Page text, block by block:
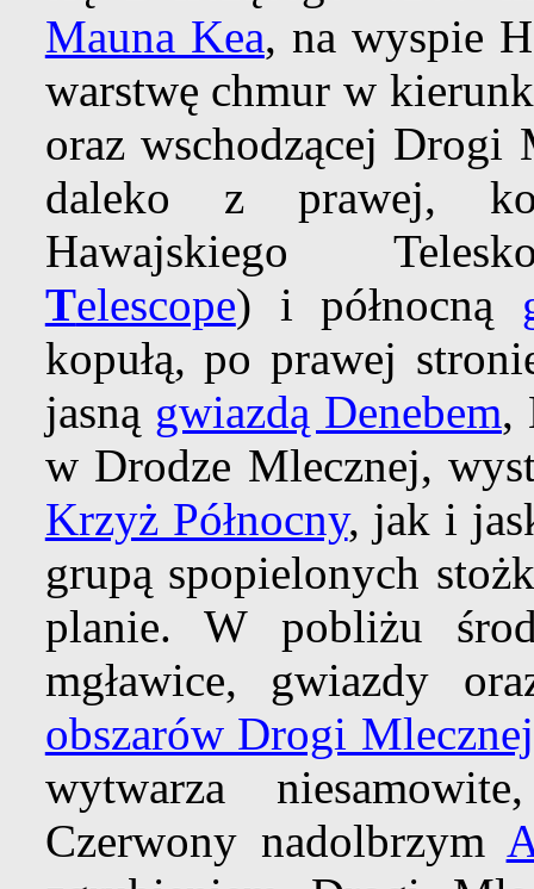
Mauna Kea, na wyspie
warstwę chmur w
oraz wschodzącej Drogi
daleko z prawej,
Hawajskiego
Telescope) i północną
kopułą, po prawej
jasną gwiazdą Denebem,
w Drodze Mlecznej,
Krzyż Północny, jak i
grupą spopielonych
planie. W pobliżu
mgławice, gwiazdy
obszarów Drogi Mlecznej
wytwarza
Czerwony nadolbrzym